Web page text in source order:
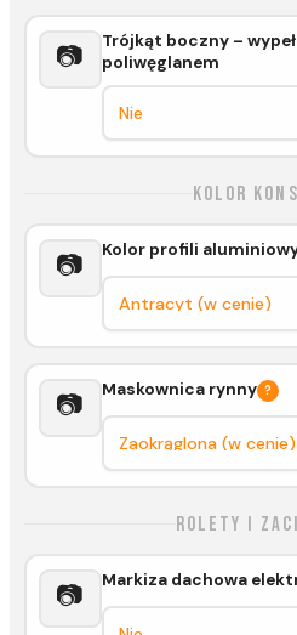
📷
Trójkąt boczny –
poliwęglanem
Kolor
📷 Kolor profili
📷 Maskownica rynny ?
Rolety i
📷 Markiza dachowa